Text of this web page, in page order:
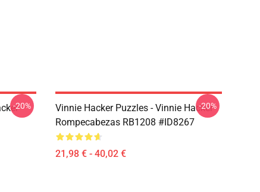
-20%
Vinnie Hacker Puzzles - Vinnie Hacker
Rompecabezas RB1208 #ID8267
21,98 € - 40,02 €
-20%